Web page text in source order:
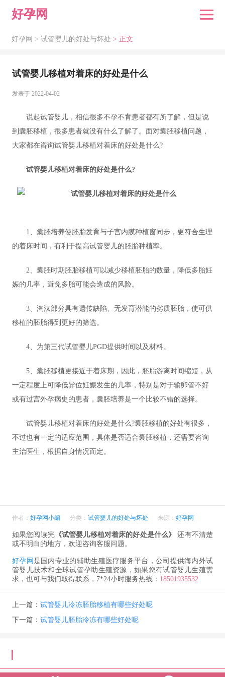
好孕网
好孕网 > 试管婴儿的好处与坏处 > 正文
试管婴儿移植对着床的好处是什么
发表于 2022-04-02
说起试管婴儿，相信很多不孕不育患者都有所了解，但是说
到囊胚移植，很多患者就没有什么了解了。面对囊胚移植问题，
大家都在咨询试管婴儿移植对着床的好处是什么?
试管婴儿移植对着床的好处是什么?
1、囊胚培养使胚胎发育与子宫内膜种植窗同步，更符合生理
的着床时间，有利于提高试管婴儿的胚胎种植率。
2、囊胚时期胚胎移植可以减少移植胚胎的数量，降低多胎妊
娠的几率，避免多胎可能会造成的风险。
3、淘汰部分具有遗传缺陷、无发育潜能的劣质胚胎，使可供
移植的胚胎得到更好的筛选。
4、为第三代试管婴儿PGD提供时间以及材料。
5、囊胚移植更接近于着床期，因此，胚胎游离时间缩短，从
一定程度上可降低异位妊娠发生的几率，特别是对于输卵管不好
或有过宫外孕病史的患者，囊胚培养是一个比较不错的选择。
试管婴儿移植对着床的好处是什么?囊胚移植的好处有很多，
不过也有一定的适应范围，具体是否适合囊胚移植，还需要咨询
主治医生，根据自身情况而定。
作者： 好孕网小编 分类： 试管婴儿的好处与坏处 来源： 好孕网
如果您阅读完《试管婴儿移植对着床的好处是什么》
还有不清楚
或不明白的地方，欢迎咨询客服问题。
好孕网 是国内专业的辅助生殖医疗服务平台，公司提供海内外试
管婴儿技术和全球试管孕助生殖资源，如果您有试管婴儿生殖需
求，也可与我们取得联系，7*24小时服务热线： 18501935532
上一篇： 试管婴儿冷冻胚胎移植有哪些好处呢
下一篇： 试管婴儿胚胎冷冻有哪些好处呢